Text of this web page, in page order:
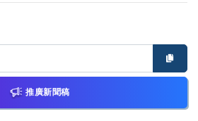
推廣新聞稿